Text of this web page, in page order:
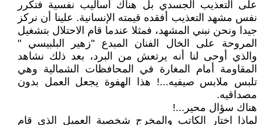
على التعذيب الجسدي بل هناك أساليب نفسية فتكرر
نفس مشهد التعذيب أفقده قيمته الإنسانية. علينا أن نركز
جيدا ونحن نبني المشهد، فمثلا عندما قام الاحتلال بتشغيل
المروحة على الخال الفنان المبدع "زهير البلبيسي "
والذي أوحى لنا أنه يرتعش من البرد، بعد ذلك نشاهد
المقاومة أمام المغارة في المحافظات الشمالية وهي
تلبس ملابس صيفيه...! هذا الهفوة يجعل العمل بدون
مصداقيه.
هناك سؤال محير...!
لماذا اختار الكاتب والمخرج شخصية العميل الذي قام